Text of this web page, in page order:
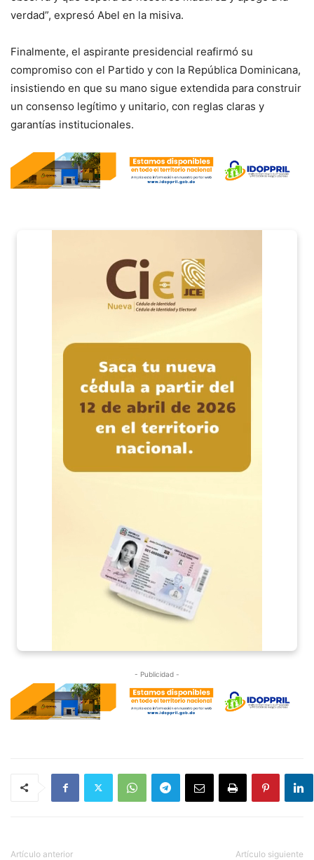
verdad”, expresó Abel en la misiva.
Finalmente, el aspirante presidencial reafirmó su
compromiso con el Partido y con la República Dominicana,
insistiendo en que su mano sigue extendida para construir
un consenso legítimo y unitario, con reglas claras y
garantías institucionales.
- Publicidad -
Artículo anterior Artículo siguiente